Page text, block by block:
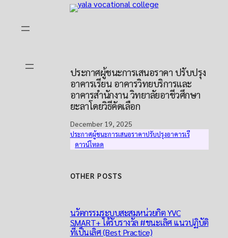
ประกาศผู้ชนะการเสนอราคา ปรับปรุง
อาคารเรียน อาคารวิทยบริการและ
อาคารสำนักงาน วิทยาลัยอาชีวศึกษา
ยะลาโดยวิธีคัดเลือก
December 19, 2025
ประกาศผู้ชนะการเสนอราคาปรับปรุงอาคารเรี
ดาวน์โหลด
OTHER POSTS
นวัตกรรมระบบสะสมหน่วยกิต YVC
SMART+ ได้รับรางวัล #ชนะเลิศ แนวปฏิบัติ
ที่เป็นเลิศ (Best Practice)